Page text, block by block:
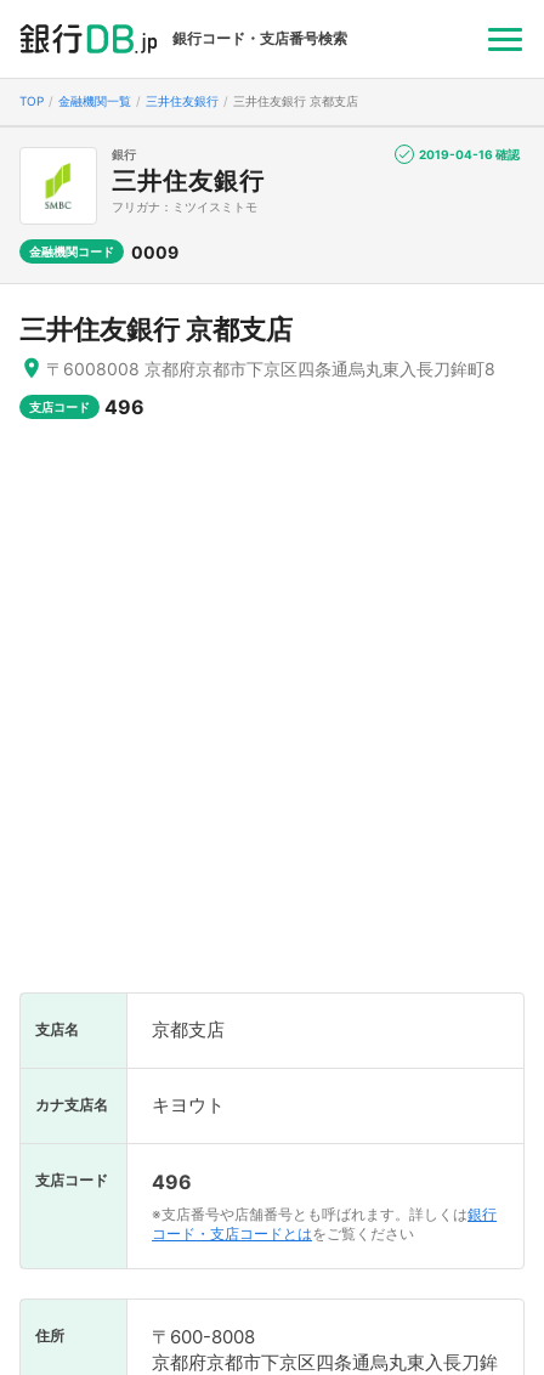
銀行コード・支店番号検索
TOP 金融機関一覧 三井住友銀行 三井住友銀行 京都支店
銀行
三井住友銀行
フリガナ：ミツイスミトモ
金融機関コード 0009
2019-04-16 確認
三井住友銀行 京都支店
〒6008008 京都府京都市下京区四条通烏丸東入長刀鉾町8
支店コード 496
支店名 京都支店
カナ支店名 キヨウト
支店コード 496
※支店番号や店舗番号とも呼ばれます。詳しくは銀行
コード・支店コードとはをご覧ください
住所
〒600-8008
京都府京都市下京区四条通烏丸東入長刀鉾